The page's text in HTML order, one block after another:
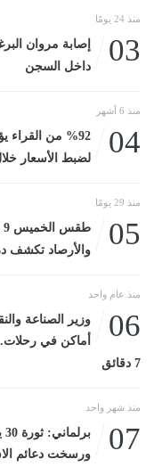
منذ 24 يومًا
03
إصابة مروان
داخل السجن
منذ 6 أشهر
04
%92 من
لضبط الأسعار
منذ 29 يومًا
05
والأرصاد تكشف
منذ عام واحد
06
وزير الصناعة
7 دقائق
منذ شهر واحد
07